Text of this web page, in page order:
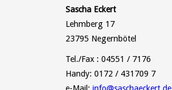
Sascha Eckert
Lehmberg 17
23795 Negernbötel
Tel./Fax : 04551 / 7176
Handy: 0172 / 431709 7